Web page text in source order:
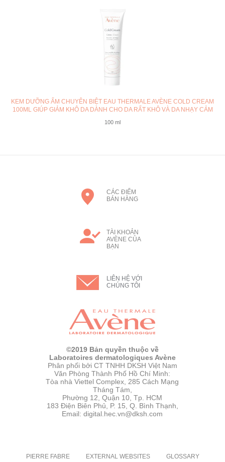
KEM DƯỠNG ẨM CHUYÊN BIỆT EAU THERMALE AVÈNE COLD CREAM
100ML GIÚP GIẢM KHÔ DA DÀNH CHO DA RẤT KHÔ VÀ DA NHẠY CẢM
100 ml
CÁC ĐIỂM
BÁN HÀNG
TÀI KHOẢN
AVÈNE CỦA
BẠN
LIÊN HỆ VỚI
CHÚNG TÔI
©2019 Bản quyền thuộc về
Laboratoires dermatologiques Avène
Phân phối bởi CT TNHH DKSH Việt Nam
Văn Phòng Thành Phố Hồ Chí Minh:
Tòa nhà Viettel Complex, 285 Cách Mạng
Tháng Tám,
Phường 12, Quận 10, Tp. HCM
183 Điện Biên Phủ, P. 15, Q. Bình Thạnh,
Email: digital.hec.vn@dksh.com
PIERRE FABRE EXTERNAL WEBSITES GLOSSARY